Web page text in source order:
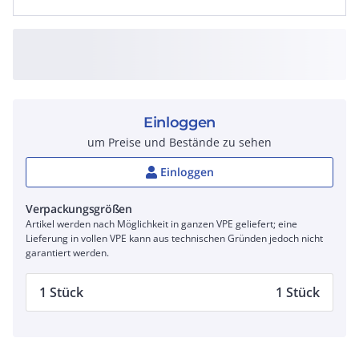
Einloggen
um Preise und Bestände zu sehen
Einloggen
Verpackungsgrößen
Artikel werden nach Möglichkeit in ganzen VPE geliefert; eine
Lieferung in vollen VPE kann aus technischen Gründen jedoch nicht
garantiert werden.
1 Stück 1 Stück